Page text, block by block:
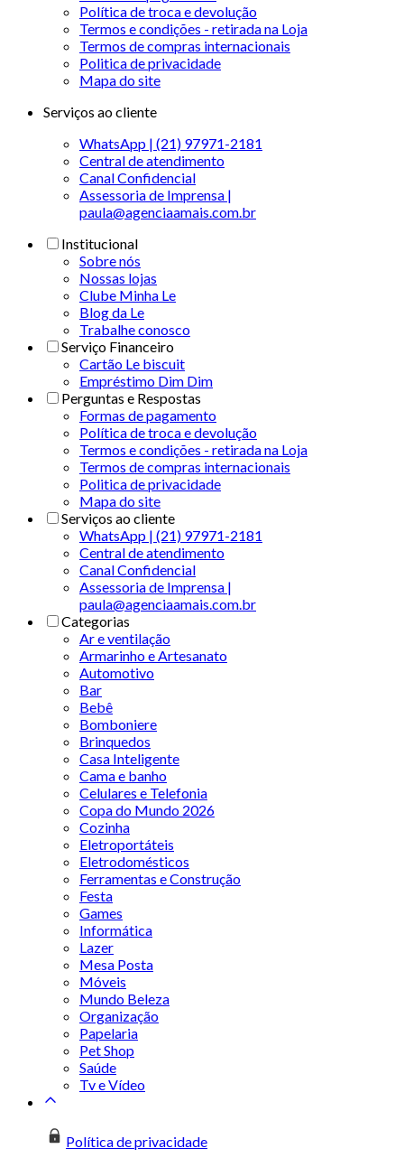
Política de troca e devolução
Termos e condições - retirada na Loja
Termos de compras internacionais
Politica de privacidade
Mapa do site
Serviços ao cliente
WhatsApp | (21) 97971-2181
Central de atendimento
Canal Confidencial
Assessoria de Imprensa |
paula@agenciaamais.com.br
Institucional
Sobre nós
Nossas lojas
Clube Minha Le
Blog da Le
Trabalhe conosco
Serviço Financeiro
Cartão Le biscuit
Empréstimo Dim Dim
Perguntas e Respostas
Formas de pagamento
Política de troca e devolução
Termos e condições - retirada na Loja
Termos de compras internacionais
Politica de privacidade
Mapa do site
Serviços ao cliente
WhatsApp | (21) 97971-2181
Central de atendimento
Canal Confidencial
Assessoria de Imprensa |
paula@agenciaamais.com.br
Categorias
Ar e ventilação
Armarinho e Artesanato
Automotivo
Bar
Bebê
Bomboniere
Brinquedos
Casa Inteligente
Cama e banho
Celulares e Telefonia
Copa do Mundo 2026
Cozinha
Eletroportáteis
Eletrodomésticos
Ferramentas e Construção
Festa
Games
Informática
Lazer
Mesa Posta
Móveis
Mundo Beleza
Organização
Papelaria
Pet Shop
Saúde
Tv e Vídeo
Política de privacidade